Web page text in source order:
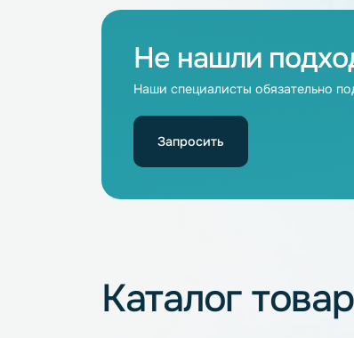
Аккумулятор Li-Pol 5000mAh 5A
3.7V
3.7
5
Наши специалисты